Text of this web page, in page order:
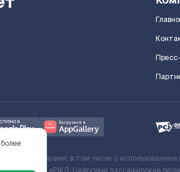
партнёрами, в том числе с